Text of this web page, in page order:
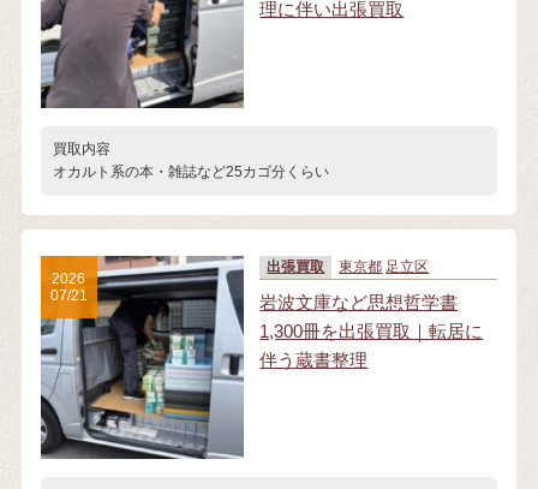
理に伴い出張買取
買取内容
オカルト系の本・雑誌など25カゴ分くらい
出張買取 東京都 足立区
岩波文庫など思想哲学書
1,300冊を出張買取｜転居に
伴う蔵書整理
2026
07/21